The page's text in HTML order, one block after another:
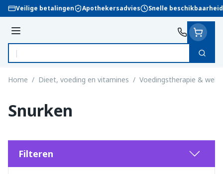
Ga naar de inhoud
Veilige betalingen Apothekersadvies Snelle beschikbaarheid
Menu
Product, merk, categorie...
Zoek
Home / Dieet, voeding en vitamines / Voedingstherapie &
Snurken
Filteren